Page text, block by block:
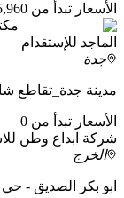
الأسعار تبدأ من 5,960
الماجد للإستقدام
جدة
مدينة جدة_تقاطع
الأسعار تبدأ من 0
شركة ابداع وطن
الخرج
ابو بكر الصديق -